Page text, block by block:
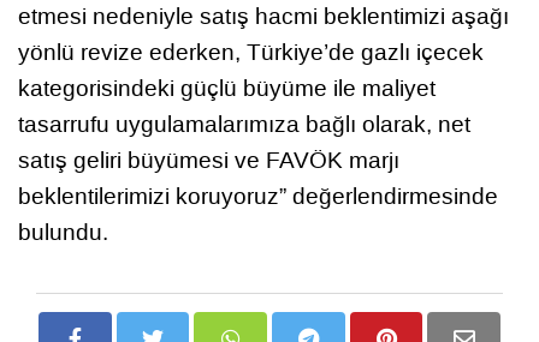
etmesi nedeniyle satış hacmi beklentimizi aşağı
yönlü revize ederken, Türkiye’de gazlı içecek
kategorisindeki güçlü büyüme ile maliyet
tasarrufu uygulamalarımıza bağlı olarak, net
satış geliri büyümesi ve FAVÖK marjı
beklentilerimizi koruyoruz” değerlendirmesinde
bulundu.